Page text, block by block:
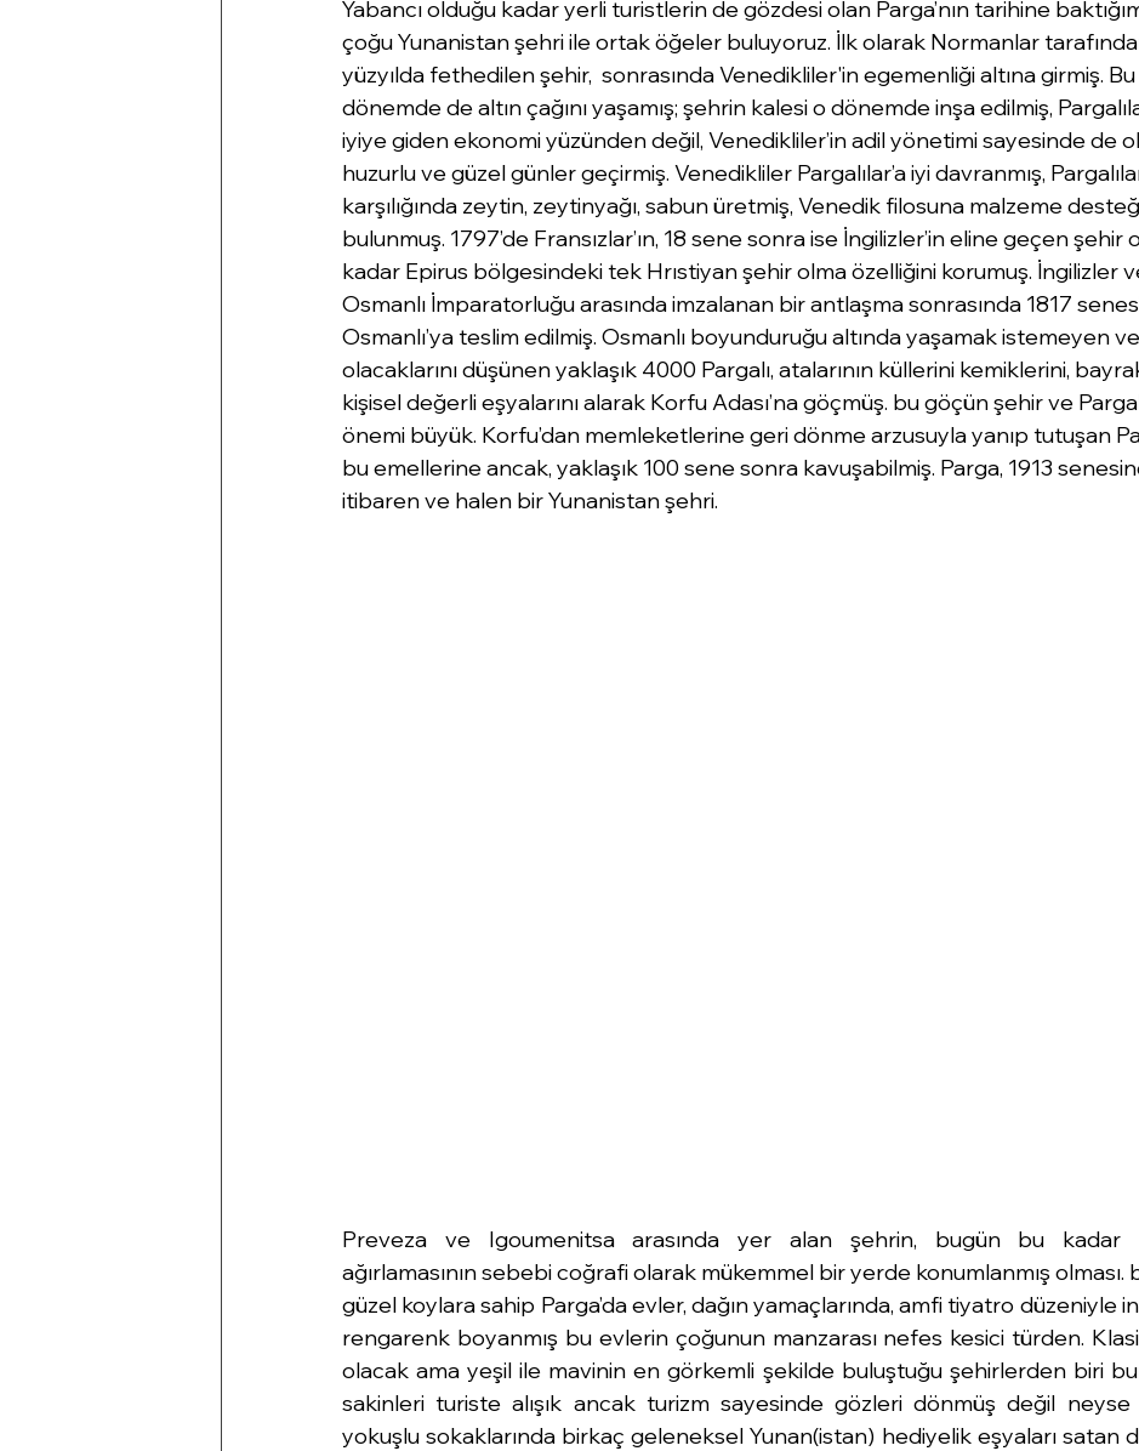
Yabancı olduğu kadar yerli turistlerin de gözdesi olan Parga’nın tarihine
çoğu Yunanistan şehri ile ortak öğeler buluyoruz. İlk olarak Normanlar
yüzyılda fethedilen şehir,  sonrasında Venedikliler'in egemenliği altına girmiş. Bu
dönemde de altın çağını yaşamış; şehrin kalesi o dönemde inşa edilmiş,
iyiye giden ekonomi yüzünden değil, Venedikliler’in adil yönetimi sayesinde de
huzurlu ve güzel günler geçirmiş. Venedikliler Pargalılar’a iyi davranmış,
karşılığında zeytin, zeytinyağı, sabun üretmiş, Venedik filosuna malzeme
bulunmuş. 1797’de Fransızlar’ın, 18 sene sonra ise İngilizler’in eline geçen şehir
kadar Epirus bölgesindeki tek Hrıstiyan şehir olma özelliğini korumuş. İngilizler
Osmanlı İmparatorluğu arasında imzalanan bir antlaşma sonrasında 1817
Osmanlı’ya teslim edilmiş. Osmanlı boyunduruğu altında yaşamak istemeyen
olacaklarını düşünen yaklaşık 4000 Pargalı, atalarının küllerini kemiklerini,
kişisel değerli eşyalarını alarak Korfu Adası’na göçmüş. bu göçün şehir ve
önemi büyük. Korfu’dan memleketlerine geri dönme arzusuyla yanıp tutuşan
bu emellerine ancak, yaklaşık 100 sene sonra kavuşabilmiş. Parga, 1913
itibaren ve halen bir Yunanistan şehri.
Preveza ve Igoumenitsa arasında yer alan şehrin, bugün bu kadar
ağırlamasının sebebi coğrafi olarak mükemmel bir yerde konumlanmış olması.
güzel koylara sahip Parga’da evler, dağın yamaçlarında, amfi tiyatro düzeniyle
rengarenk boyanmış bu evlerin çoğunun manzarası nefes kesici türden.
olacak ama yeşil ile mavinin en görkemli şekilde buluştuğu şehirlerden biri
sakinleri turiste alışık ancak turizm sayesinde gözleri dönmüş değil
yokuşlu sokaklarında birkaç geleneksel Yunan(istan) hediyelik eşyaları satan